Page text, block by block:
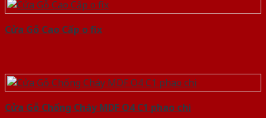
Cửa Gỗ Cao Cấp o fix
Cửa Gỗ Chống Cháy MDF O4 C1 phao chi